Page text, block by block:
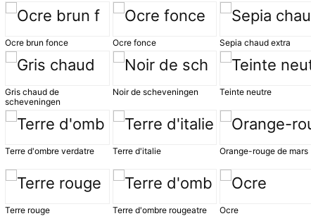
Ocre brun fonce Ocre fonce Sepia chaud extra
Gris chaud de
scheveningen
Noir de scheveningen Teinte neutre
Terre d'ombre verdatre Terre d'italie Orange-rouge de mars
Terre rouge Terre d'ombre rougeatre Ocre